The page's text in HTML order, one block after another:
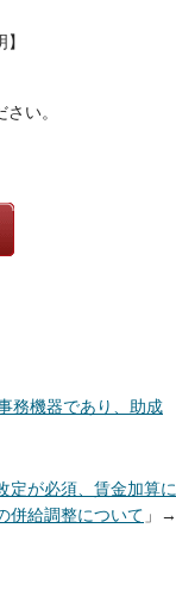
い。
務機器であり、助成
が必須、賃金加算に
併給調整について 」→